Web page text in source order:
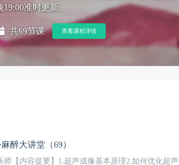
19:00准时更新。
共69节课 查看课程详情
醉大讲堂（69）
师【内容提要】1.超声成像基本原理2.如何优化超声